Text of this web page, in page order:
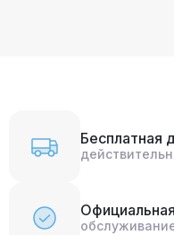
Бесплатная